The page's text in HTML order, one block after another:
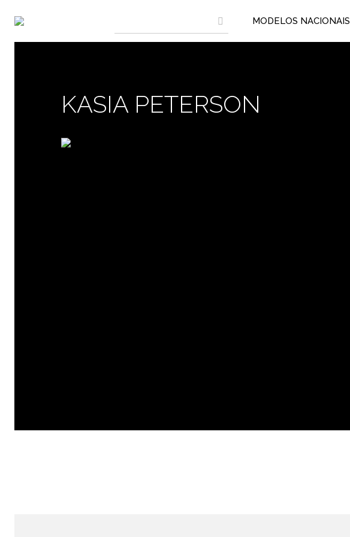
MODELOS NACIONAIS
KASIA PETERSON